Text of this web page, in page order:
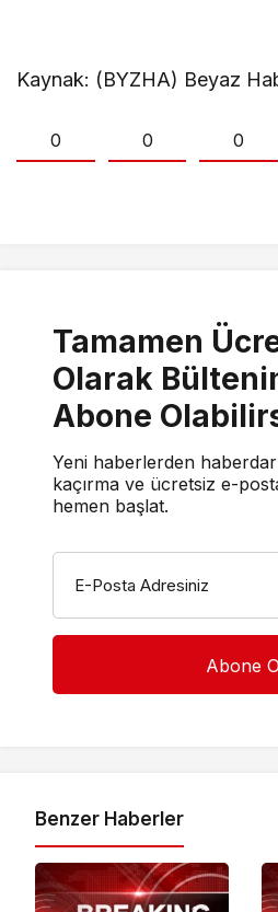
Kaynak: (BYZHA) Beyaz
0 0 0
Tamamen
Olarak
Abone
Yeni haberlerden haberdar
kaçırma ve ücretsiz e-
hemen başlat.
E-Posta Adresiniz
Benzer Haberler